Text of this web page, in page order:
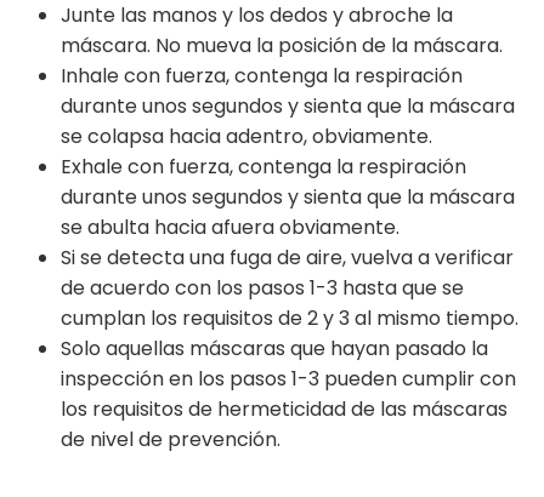
Junte las manos y los dedos y abroche la
máscara. No mueva la posición de la máscara.
Inhale con fuerza, contenga la respiración
durante unos segundos y sienta que la máscara
se colapsa hacia adentro, obviamente.
Exhale con fuerza, contenga la respiración
durante unos segundos y sienta que la máscara
se abulta hacia afuera obviamente.
Si se detecta una fuga de aire, vuelva a verificar
de acuerdo con los pasos 1-3 hasta que se
cumplan los requisitos de 2 y 3 al mismo tiempo.
Solo aquellas máscaras que hayan pasado la
inspección en los pasos 1-3 pueden cumplir con
los requisitos de hermeticidad de las máscaras
de nivel de prevención.